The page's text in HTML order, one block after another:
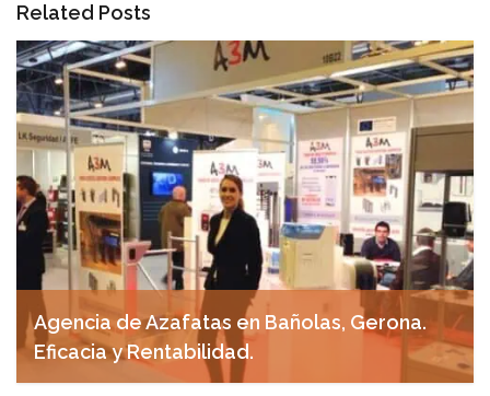
Related Posts
Agencia de Azafatas en Bañolas, Gerona.
Eficacia y Rentabilidad.